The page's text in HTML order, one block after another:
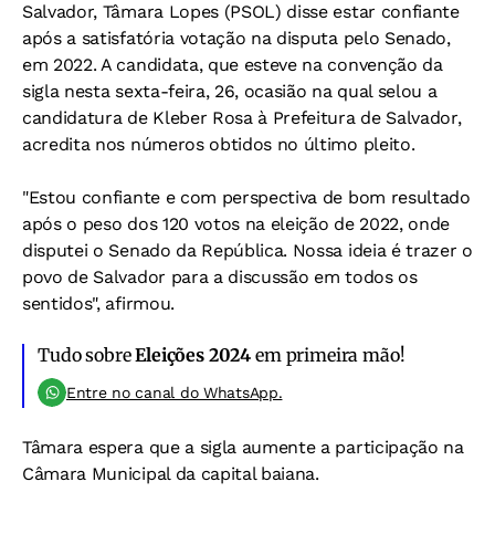
Salvador, Tâmara Lopes (PSOL) disse estar confiante
após a satisfatória votação na disputa pelo Senado,
em 2022. A candidata, que esteve na convenção da
sigla nesta sexta-feira, 26, ocasião na qual selou a
candidatura de Kleber Rosa à Prefeitura de Salvador,
acredita nos números obtidos no último pleito.
"Estou confiante e com perspectiva de bom resultado
após o peso dos 120 votos na eleição de 2022, onde
disputei o Senado da República. Nossa ideia é trazer o
povo de Salvador para a discussão em todos os
sentidos", afirmou.
Tudo sobreEleições 2024 em primeira mão!
Entre no canal do WhatsApp.
Tâmara espera que a sigla aumente a participação na
Câmara Municipal da capital baiana.